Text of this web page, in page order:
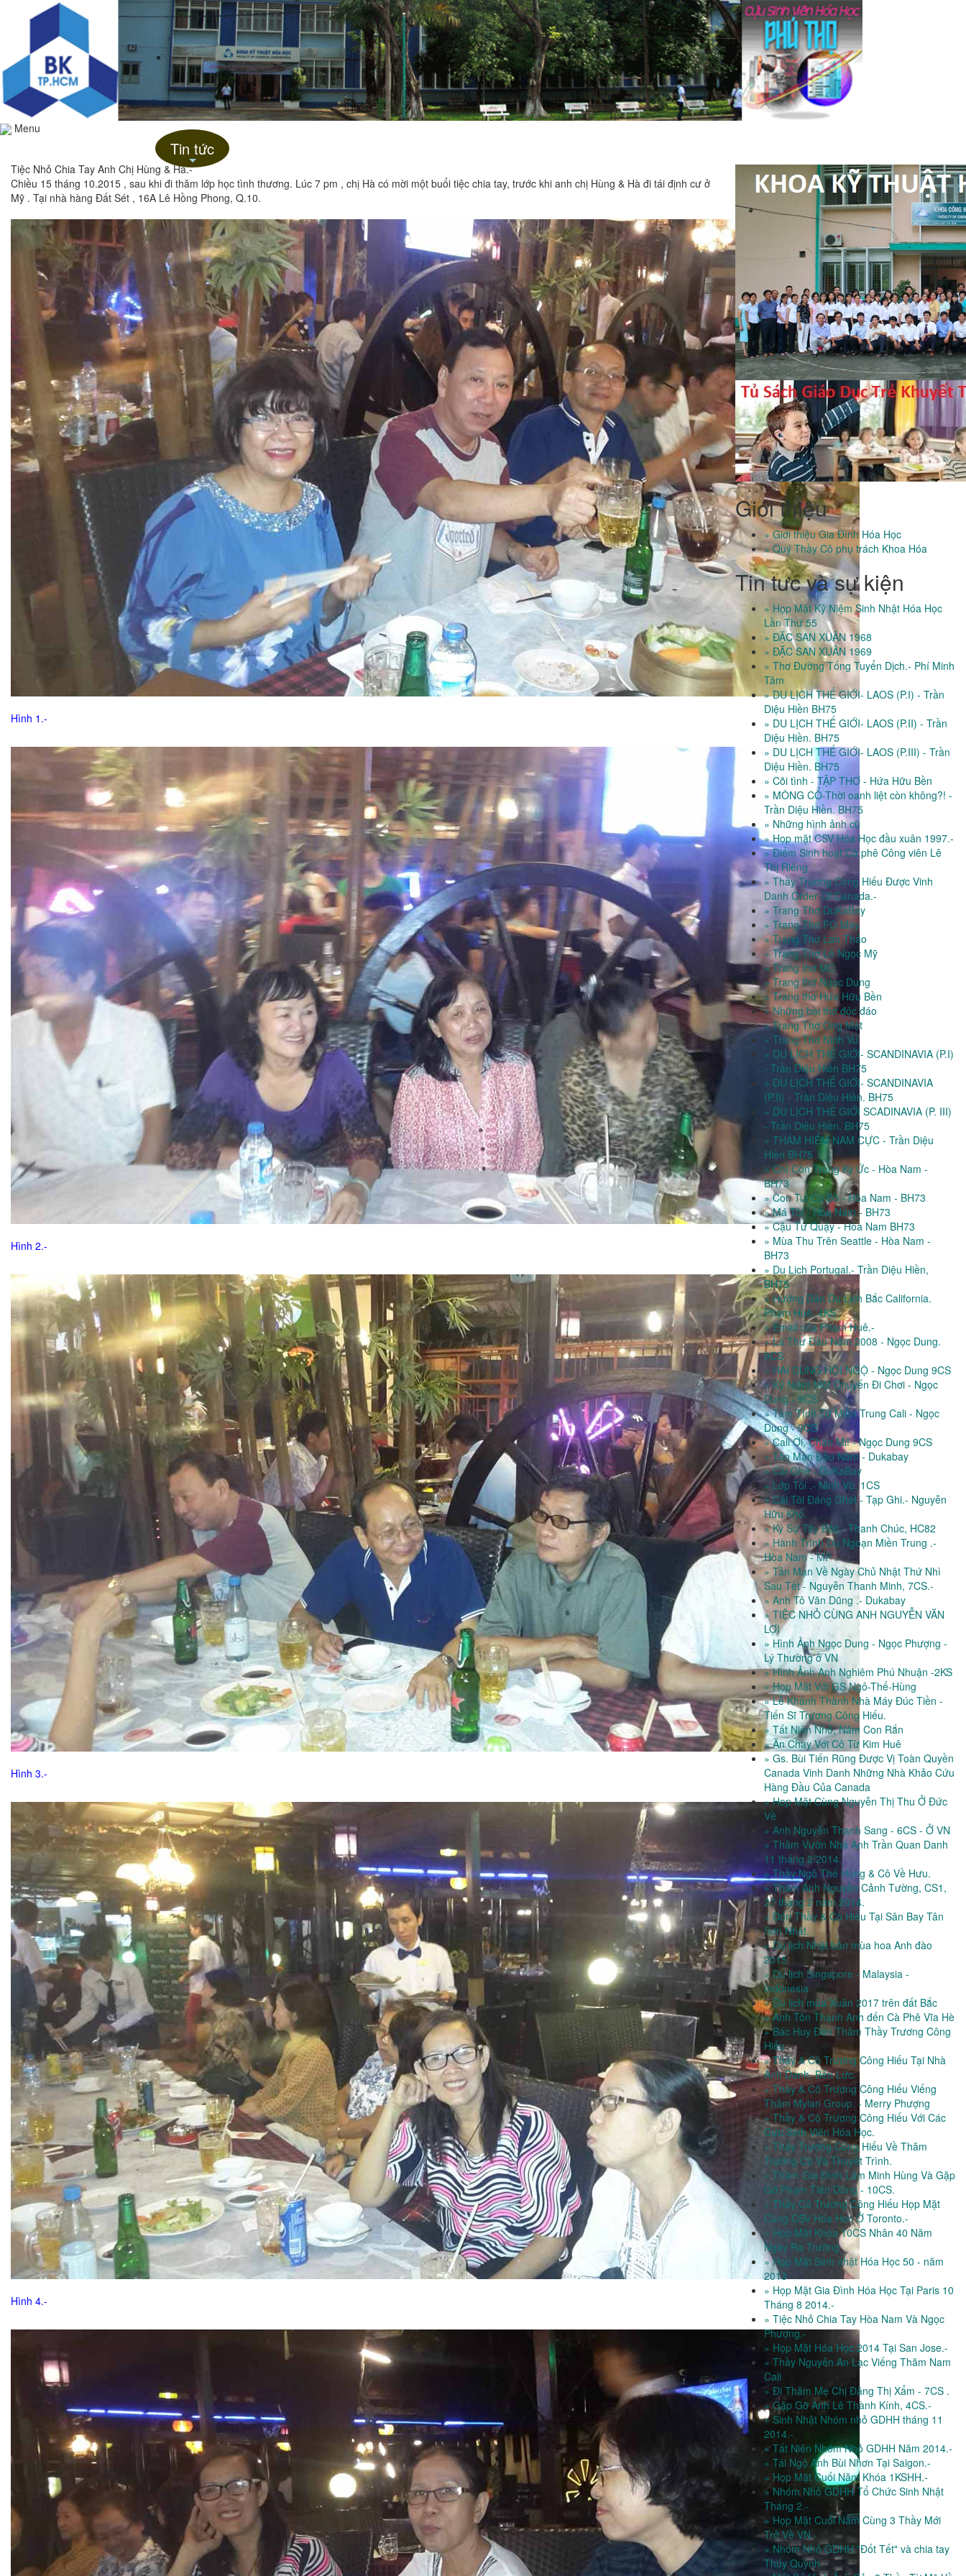
Menu
+
Tin tức
Tiệc Nhỏ Chia Tay Anh Chị Hùng & Hà.-
Chiều 15 tháng 10.2015 , sau khi đi thăm lớp học tình thương. Lúc 7 pm , chị Hà có mời một buổi tiệc chia tay, trước khi anh chị Hùng & Hà đi tái định cư ở
Mỹ . Tại nhà hàng Đất Sét , 16A Lê Hồng Phong, Q.10.
Hình 1.-
Hình 2.-
Hình 3.-
Hình 4.-
Giới thiệu
» Giới thiệu Gia Đình Hóa Học
» Quý Thầy Cô phụ trách Khoa Hóa
Tin tưc và sự kiện
» Họp Mặt Kỷ Niệm Sinh Nhật Hóa Học
Lần Thứ 55
» ĐẶC SAN XUÂN 1968
» ĐẶC SAN XUÂN 1969
» Thơ Đường Tống Tuyển Dịch.- Phí Minh
Tâm
» DU LỊCH THẾ GIỚI- LAOS (P.I) - Trần
Diệu Hiền BH75
» DU LỊCH THẾ GIỚI- LAOS (P.II) - Trần
Diệu Hiền. BH75
» DU LỊCH THẾ GIỚI- LAOS (P.III) - Trần
Diệu Hiền. BH75
» Cõi tình - TẬP THƠ - Hứa Hữu Bền
» MÔNG CỔ-Thời oanh liệt còn không?! -
Trần Diệu Hiền. BH75
» Những hình ảnh cũ
» Họp mặt CSV Hóa Học đầu xuân 1997.-
» Điểm Sinh hoạt Cà phê Công viên Lê
Thị Riêng
» Thầy Trương Công Hiếu Được Vinh
Danh Order Of Canada.-
» Trang Thơ DuKaBay
» Trang Thơ FO May
» Trang Thơ Lan Thảo
» Trang Thơ Lê Ngọc Mỹ
» Trang thơ MC
» Trang thơ Ngọc Dung
» Trang thơ Hứa Hữu Bền
» Những bài thơ độc đáo
» Trang Thơ Ong Mật
» Trang Thơ Ninh Vu
» DU LỊCH THẾ GIỚI- SCANDINAVIA (P.I)
- Trần Diệu Hiền BH75
» DU LỊCH THẾ GIỚI- SCANDINAVIA
(P.II) - Trần Diệu Hiền. BH75
» DU LỊCH THẾ GIỚI SCADINAVIA (P. III)
- Trần Diệu Hiền. BH75
» THÁM HIỂM NAM CỰC - Trần Diệu
Hiền BH75
» Chỉ Còn Trong Ký Ức - Hòa Nam -
BH73
» Con Tui Có Bồ - Hòa Nam - BH73
» Má Tôi - Hòa Nam - BH73
» Cậu Tư Quậy - Hòa Nam BH73
» Mùa Thu Trên Seattle - Hòa Nam -
BH73
» Du Lịch Portugal.- Trần Diệu Hiền,
BH75
» Hướng Dẫn Du Lịch Bắc California.
Phạm Huê, 4KS
» Email của Phạm Huê.-
» Lá Thư Đầu Năm 2008 - Ngọc Dung.
9CS
» HAI DUNG HỘI NGỘ - Ngọc Dung 9CS
» Kỷ Niệm Một Chuyến Đi Chơi - Ngọc
Dung - 9CS
» Tâm Tình Từ Miền Trung Cali - Ngọc
Dung - 9CS
» Cali Ơi, Chào Mi! - Ngọc Dung 9CS
» Tản Mạn Đầu Năm - Dukabay
» Cái Ghế - DuKaBay
» Lớp Tôi .- Ninh Vũ, 1CS
» Cái Tôi Đáng Ghét - Tạp Ghi.- Nguyễn
Hữu Khổ.
» Ký Sự Tây Bắc.- Thanh Chúc, HC82
» Hành Trình Du Ngoạn Miền Trung .-
Hòa Nam - MP
» Tản Mạn Về Ngày Chủ Nhật Thứ Nhì
Sau Tết - Nguyễn Thanh Minh, 7CS.-
» Anh Tô Văn Dũng .- Dukabay
» TIỆC NHỎ CÙNG ANH NGUYỄN VĂN
LỢI
» Hình Ảnh Ngọc Dung - Ngọc Phượng -
Lý Thường ở VN
» Hình Ảnh Anh Nghiêm Phú Nhuận -2KS
» Họp Mặt Với GS Ngô-Thế-Hùng
» Lễ Khánh Thành Nhà Máy Đúc Tiền -
Tiến Sĩ Trương Công Hiếu.
» Tất Niên Nhỏ, Năm Con Rắn
» Ăn Chay Với Cô Từ Kim Huê
» Gs. Bùi Tiến Rũng Được Vị Toàn Quyền
Canada Vinh Danh Những Nhà Khảo Cứu
Hàng Đầu Của Canada
» Hop Mặt Cùng Nguyễn Thị Thu Ở Đức
Về
» Anh Nguyễn Thanh Sang - 6CS - Ở VN
» Thăm Vườn Nhà Anh Trần Quan Danh
11 tháng 2/2014.
» Thầy Ngô Thế Hùng & Cô Về Hưu.
» Thăm Anh Nguyễn Cảnh Tường, CS1,
27 tháng 2 năm 2014.
» Đón Thầy & Cô Hiếu Tại Sân Bay Tân
Sơn Nhất.
» Du lịch Nhật bản mùa hoa Anh đào
2015
» Du lịch Singapore - Malaysia -
Indonesia
» Du lịch mùa Xuân 2017 trên đất Bắc
» Anh Tôn Thạnh Anh đến Cà Phê Vĩa Hè
» Bác Huy Đến Thăm Thầy Trương Công
Hiếu
» Thầy & Cô Trương Công Hiếu Tại Nhà
Anh Danh, Bến Lức.
» Thầy & Cô Trương Công Hiếu Viếng
Thăm Mylan Group. - Merry Phượng
» Thầy & Cô Trương Công Hiếu Với Các
Cựu Sinh Viên Hóa Học.
» Thầy Trương Công Hiếu Về Thăm
Trường Cũ Và Thuyết Trình.
» Thăm Gia Đình Lâm Minh Hùng Và Gặp
Gỡ Phạm Tiến Dũng - 10CS.
» Thầy Cô Trương Công Hiếu Họp Mặt
Cùng CSV Hóa Học Ở Toronto.-
» Họp Mặt Khóa 10CS Nhân 40 Năm
Ngày Ra Trường
» Họp Mặt Sinh nhật Hóa Học 50 - năm
2013
» Họp Mặt Gia Đình Hóa Học Tại Paris 10
Tháng 8 2014.-
» Tiệc Nhỏ Chia Tay Hòa Nam Và Ngọc
Phượng.-
» Họp Mặt Hóa Học 2014 Tại San Jose.-
» Thầy Nguyễn An Lạc Viếng Thăm Nam
Cali
» Đi Thăm Mẹ Chị Đặng Thị Xẩm - 7CS .
» Gặp Gỡ Anh Lê Thành Kính, 4CS.-
» Sinh Nhật Nhóm nhỏ GDHH tháng 11
2014.-
» Tất Niên Nhóm Nhỏ GDHH Năm 2014.-
» Tái Ngộ Anh Bùi Nhơn Tại Saigon.-
» Họp Mặt Cuối Năm Khóa 1KSHH.-
» Nhóm Nhỏ GDHH Tổ Chức Sinh Nhật
Tháng 2.-
» Họp Mặt Cuối Năm Cùng 3 Thầy Mới
Trở Về VN.-
» Nhóm Nhỏ GDHH "Đốt Tết" và chia tay
Thúy Quỳnh.